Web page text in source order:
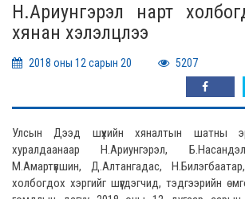
Н.Ариунгэрэл нарт
хянан хэлэлцлээ
2018 оны 12 сарын 20 5207
Улсын Дээд шүүхийн хяналтын шатны
хуралдаанаар Н.Ариунгэрэл,
М.Амартүвшин, Д.Алтангадас,
холбогдох хэргийг шүүгдэгчид, тэдгээрийн